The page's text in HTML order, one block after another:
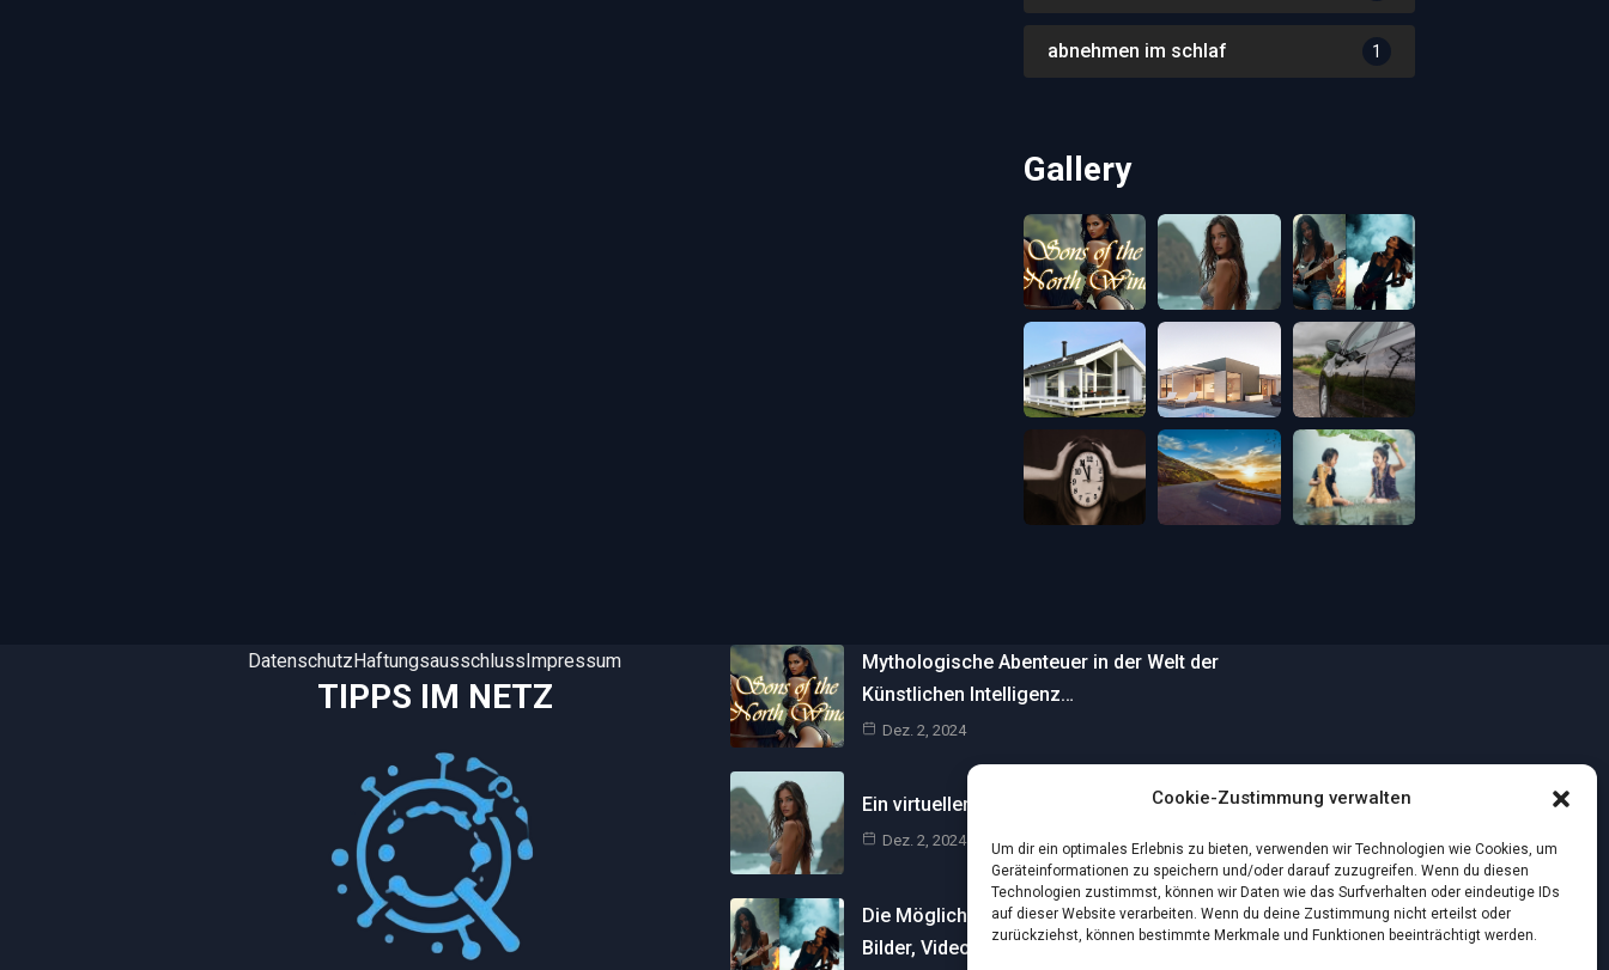
Cookie-Zustimmung verwalten
Um dir ein optimales Erlebnis zu bieten, verwenden wir Technologien wie Cookies, um
Geräteinformationen zu speichern und/oder darauf zuzugreifen. Wenn du diesen
Technologien zustimmst, können wir Daten wie das Surfverhalten oder eindeutige IDs
auf dieser Website verarbeiten. Wenn du deine Zustimmung nicht erteilst oder
zurückziehst, können bestimmte Merkmale und Funktionen beeinträchtigt werden.
abnehmen im schlaf 1
Gallery
TIPPS IM NETZ
Datenschutz Haftungsausschluss Impressum
Mythologische Abenteuer in der Welt der
Künstlichen Intelligenz…
Dez. 2, 2024
Ein virtueller Traum am wilden Strand
Dez. 2, 2024
Die Möglichkeiten der Künstlichen Intelligenz:
Bilder, Videos und…